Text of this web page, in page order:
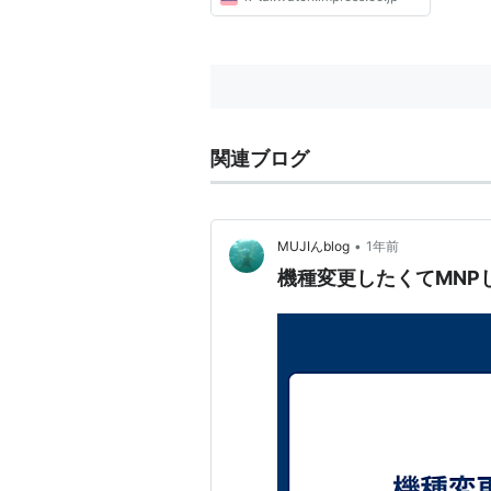
関連ブログ
MUJIんblog • 1年前
機種変更したくてMNP